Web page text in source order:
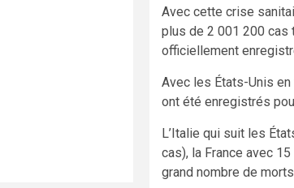
Avec cette crise
plus de 2 001 200
officiellement
Avec les États-Unis
ont été enregistrés
L’Italie qui suit les
cas), la France avec
grand nombre de